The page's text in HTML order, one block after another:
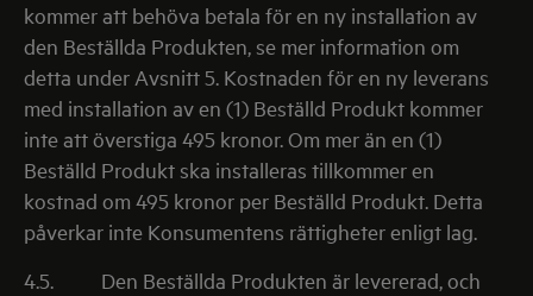
kommer att behöva betala för en ny installation av
den Beställda Produkten, se mer information om
detta under Avsnitt 5. Kostnaden för en ny leverans
med installation av en (1) Beställd Produkt kommer
inte att överstiga 495 kronor. Om mer än en (1)
Beställd Produkt ska installeras tillkommer en
kostnad om 495 kronor per Beställd Produkt. Detta
påverkar inte Konsumentens rättigheter enligt lag.
4.5. Den Beställda Produkten är levererad, och